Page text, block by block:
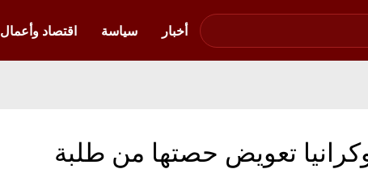
أخبار
سياسة اقتصاد وأعمال
تعويض حصتها من طلبة